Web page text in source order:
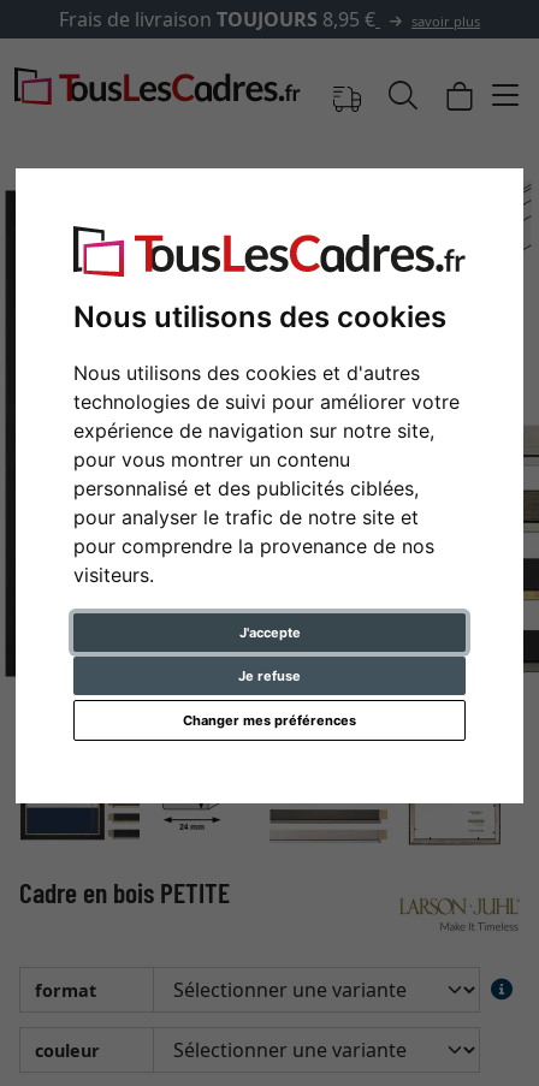
Nous utilisons des cookies
Nous utilisons des cookies et d'autres
technologies de suivi pour améliorer votre
expérience de navigation sur notre site,
pour vous montrer un contenu
personnalisé et des publicités ciblées,
pour analyser le trafic de notre site et
pour comprendre la provenance de nos
visiteurs.
J'accepte
Je refuse
Changer mes préférences
Frais de livraisonTOUJOURS8,95 € savoir plus
Retour
Cadre en bois PETITE
format
couleur